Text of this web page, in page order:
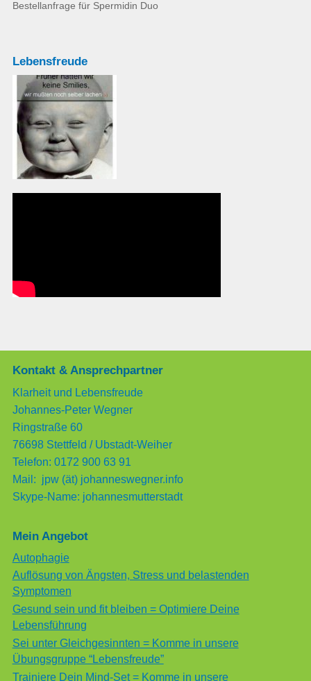
Bestellanfrage für Spermidin Duo
Lebensfreude
Kontakt & Ansprechpartner
Klarheit und Lebensfreude
Johannes-Peter Wegner
Ringstraße 60
76698 Stettfeld / Ubstadt-Weiher
Telefon: 0172 900 63 91
Mail: jpw (ät) johanneswegner.info
Skype-Name: johannesmutterstadt
Mein Angebot
Autophagie
Auflösung von Ängsten, Stress und belastenden
Symptomen
Gesund sein und fit bleiben = Optimiere Deine
Lebensführung
Sei unter Gleichgesinnten = Komme in unsere
Übungsgruppe “Lebensfreude”
Trainiere Dein Mind-Set = Komme in unsere